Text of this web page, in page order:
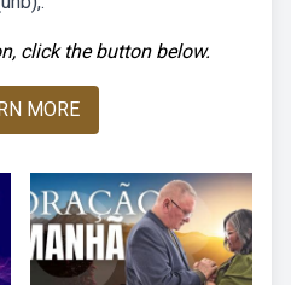
click the button below.
MORE